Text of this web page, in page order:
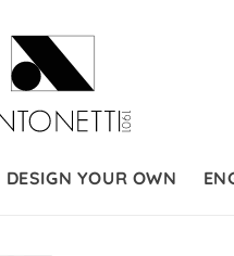
DESIGN YOUR OWN